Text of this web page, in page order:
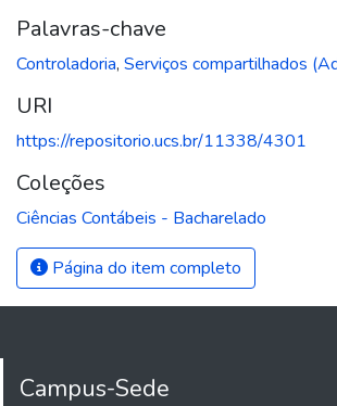
Palavras-chave
Controladoria, Serviços compartilhados
URI
https://repositorio.ucs.br/11338/4301
Coleções
Ciências Contábeis - Bacharelado
Página do item completo
Campus-Sede